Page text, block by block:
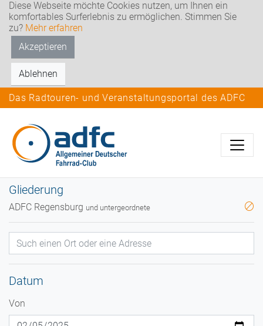
Diese Webseite möchte Cookies nutzen, um Ihnen ein
komfortables Surferlebnis zu ermöglichen. Stimmen Sie
zu? Mehr erfahren
Akzeptieren
Ablehnen
Das Radtouren- und Veranstaltungsportal des ADFC
Gliederung
ADFC Regensburg und untergeordnete
Datum
Von